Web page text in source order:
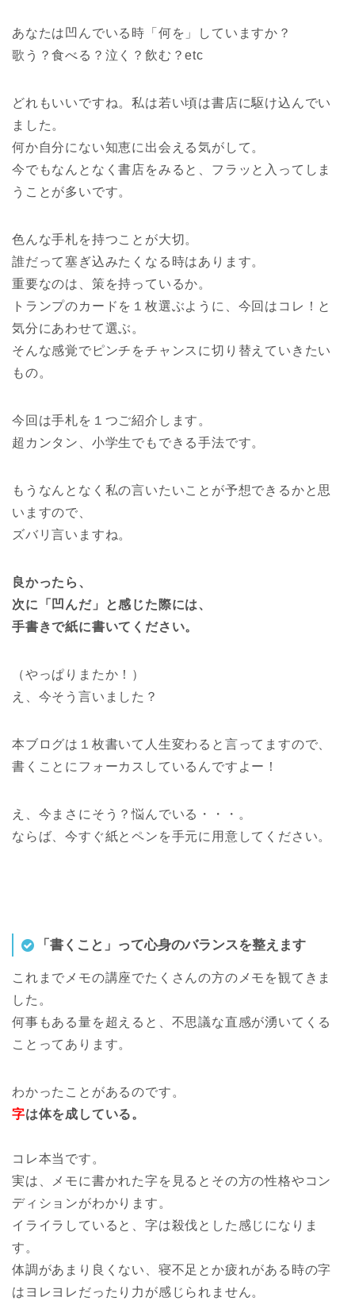
あなたは凹んでいる時「何を」していますか？
歌う？食べる？泣く？飲む？etc
どれもいいですね。私は若い頃は書店に駆け込んでい
ました。
何か自分にない知恵に出会える気がして。
今でもなんとなく書店をみると、フラッと入ってしま
うことが多いです。
色んな手札を持つことが大切。
誰だって塞ぎ込みたくなる時はあります。
重要なのは、策を持っているか。
トランプのカードを１枚選ぶように、今回はコレ！と
気分にあわせて選ぶ。
そんな感覚でピンチをチャンスに切り替えていきたい
もの。
今回は手札を１つご紹介します。
超カンタン、小学生でもできる手法です。
もうなんとなく私の言いたいことが予想できるかと思
いますので、
ズバリ言いますね。
良かったら、
次に「凹んだ」と感じた際には、
手書きで紙に書いてください。
（やっぱりまたか！）
え、今そう言いました？
本ブログは１枚書いて人生変わると言ってますので、
書くことにフォーカスしているんですよー！
え、今まさにそう？悩んでいる・・・。
ならば、今すぐ紙とペンを手元に用意してください。
「書くこと」って心身のバランスを整えます
これまでメモの講座でたくさんの方のメモを観てきま
した。
何事もある量を超えると、不思議な直感が湧いてくる
ことってあります。
わかったことがあるのです。
字は体を成している。
コレ本当です。
実は、メモに書かれた字を見るとその方の性格やコン
ディションがわかります。
イライラしていると、字は殺伐とした感じになりま
す。
体調があまり良くない、寝不足とか疲れがある時の字
はヨレヨレだったり力が感じられません。